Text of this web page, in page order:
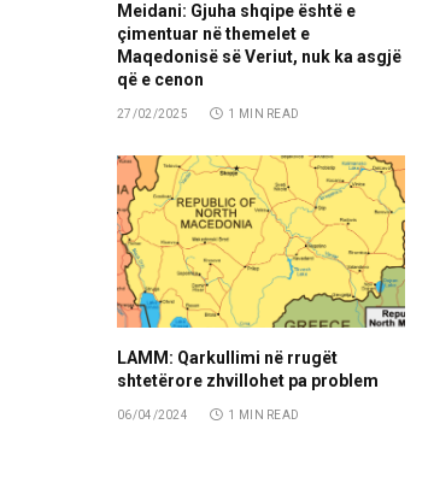
Meidani: Gjuha shqipe është e
çimentuar në themelet e
Maqedonisë së Veriut, nuk ka asgjë
që e cenon
27/02/2025 1 MIN READ
LAMM: Qarkullimi në rrugët
shtetërore zhvillohet pa problem
06/04/2024 1 MIN READ